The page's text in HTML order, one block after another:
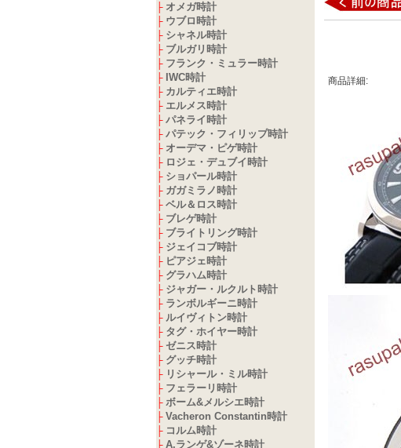
├ オメガ時計
├ ウブロ時計
├ シャネル時計
├ ブルガリ時計
├ フランク・ミュラー時計
├ IWC時計
├ カルティエ時計
├ エルメス時計
├ パネライ時計
├ パテック・フィリップ時計
├ オーデマ・ピゲ時計
├ ロジェ・デュブイ時計
├ ショパール時計
├ ガガミラノ時計
├ ベル＆ロス時計
├ ブレゲ時計
├ ブライトリング時計
├ ジェイコブ時計
├ ピアジェ時計
├ グラハム時計
├ ジャガー・ルクルト時計
├ ランボルギーニ時計
├ ルイヴィトン時計
├ タグ・ホイヤー時計
├ ゼニス時計
├ グッチ時計
├ リシャール・ミル時計
├ フェラーリ時計
├ ボーム&メルシエ時計
├ Vacheron Constantin時計
├ コルム時計
├ A.ランゲ&ゾーネ時計
商品詳細: